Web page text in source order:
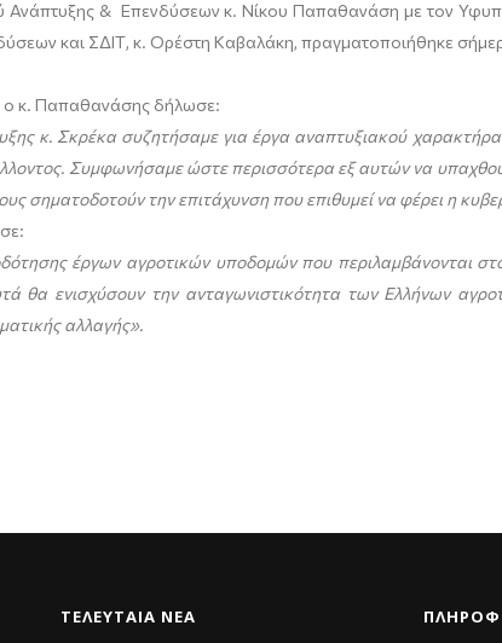
& Επενδύσεων κ. Νίκου Παπαθανάση με τον
και ΣΔΙΤ, κ. Ορέστη Καβαλάκη, πραγματοποιήθηκε
ο κ. Παπαθανάσης δήλωσε:
κ. Σκρέκα συζητήσαμε για έργα αναπτυξιακού
Συμφωνήσαμε ώστε περισσότερα εξ αυτών να
σηματοδοτούν την επιτάχυνση που επιθυμεί να φέρει η
έργων αγροτικών υποδομών που περιλαμβάνονται
ενισχύσουν την ανταγωνιστικότητα των Ελλήνων
αλλαγής».
ΤΕΛΕΥΤΑΊΑ ΝΈΑ